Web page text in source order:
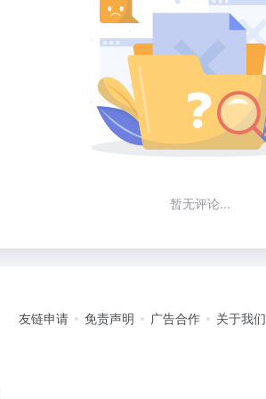
暂无评论...
友链申请 免责声明 广告合作 关于我们